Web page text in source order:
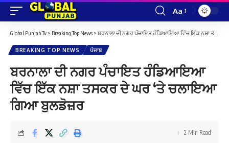
Font
Resizer
Aa
Global Punjab Tv > Breaking Top News > ਬਰਨਾਲਾ ਦੀ ਨਗਰ ਪੰਚਾਇਤ ਹੰਡਿਆਇਆ ਵਿੱਚ ਇੱਕ ਨਸ਼ਾ ਤਸਕਰ ਦੇ ਘਰ ‘ਤੇ ਚਲਾਇਆ ਗਿਆ ਬੁਲਡੋਜ਼ਰ
BREAKING TOP NEWS ਪੰਜਾਬ
ਬਰਨਾਲਾ ਦੀ ਨਗਰ ਪੰਚਾਇਤ ਹੰਡਿਆਇਆ
ਵਿੱਚ ਇੱਕ ਨਸ਼ਾ ਤਸਕਰ ਦੇ ਘਰ ‘ਤੇ ਚਲਾਇਆ
ਗਿਆ ਬੁਲਡੋਜ਼ਰ
2 Min Read